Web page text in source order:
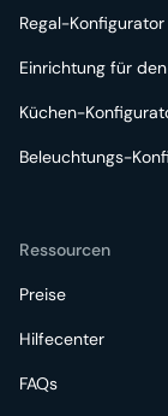
Regal-Konfigurator
Einrichtung für
Küchen-
Beleuchtungs-
Ressourcen
Preise
Hilfecenter
FAQs